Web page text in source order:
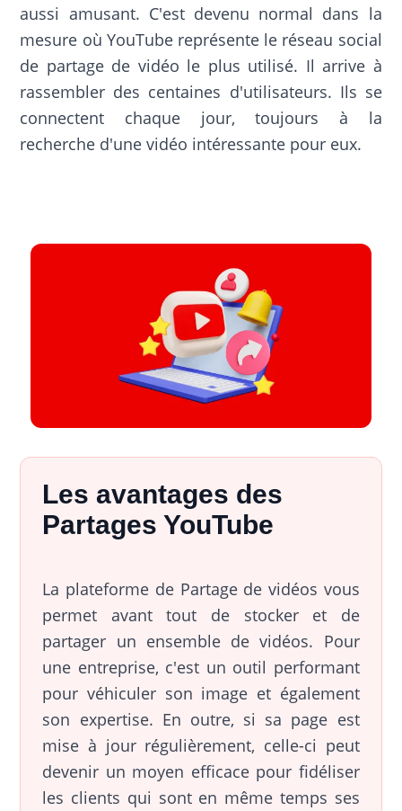
aussi amusant. C'est devenu normal dans la
mesure où YouTube représente le réseau social
de partage de vidéo le plus utilisé. Il arrive à
rassembler des centaines d'utilisateurs. Ils se
connectent chaque jour, toujours à la
recherche d'une vidéo intéressante pour eux.
Les avantages des
Partages YouTube
La plateforme de Partage de vidéos vous
permet avant tout de stocker et de
partager un ensemble de vidéos. Pour
une entreprise, c'est un outil performant
pour véhiculer son image et également
son expertise. En outre, si sa page est
mise à jour régulièrement, celle-ci peut
devenir un moyen efficace pour fidéliser
les clients qui sont en même temps ses